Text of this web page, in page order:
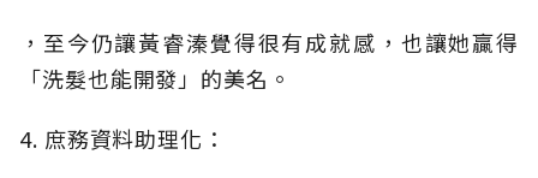
，至今仍讓黃睿溱覺得很有成就感，也讓她贏得
「洗髮也能開發」的美名。
4. 庶務資料助理化：